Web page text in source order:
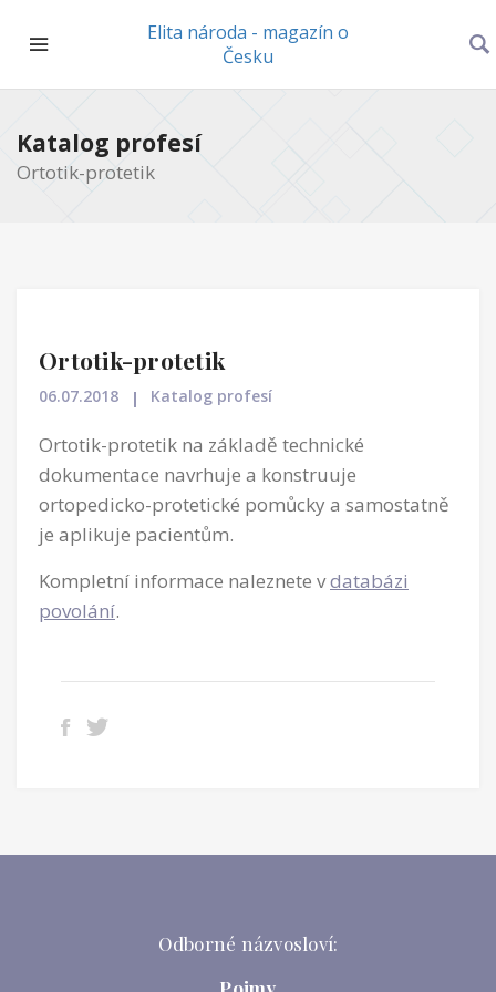
Elita národa - magazín o
Česku
Katalog profesí
Ortotik-protetik
Ortotik-protetik
06.07.2018 Katalog profesí
Ortotik-protetik na základě technické
dokumentace navrhuje a konstruuje
ortopedicko-protetické pomůcky a samostatně
je aplikuje pacientům.
Kompletní informace naleznete vdatabázi
povolání.
Odborné názvosloví: